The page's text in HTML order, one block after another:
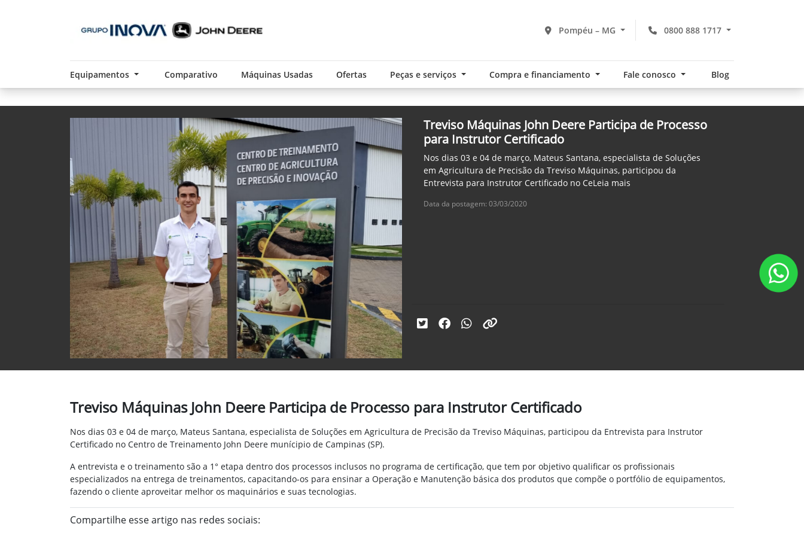
0800 888 1717
Pompéu – MG
Equipamentos Comparativo Máquinas Usadas Ofertas Peças e serviços Compra e financiamento Fale conosco Blog
Treviso Máquinas John Deere Participa de Processo
para Instrutor Certificado
Nos dias 03 e 04 de março, Mateus Santana, especialista de Soluções
em Agricultura de Precisão da Treviso Máquinas, participou da
Entrevista para Instrutor Certificado no CeLeia mais
Data da postagem: 03/03/2020
Treviso Máquinas John Deere Participa de Processo para Instrutor Certificado
Nos dias 03 e 04 de março, Mateus Santana, especialista de Soluções em Agricultura de Precisão da Treviso Máquinas, participou da Entrevista para Instrutor
Certificado no Centro de Treinamento John Deere munícipio de Campinas (SP).
A entrevista e o treinamento são a 1° etapa dentro dos processos inclusos no programa de certificação, que tem por objetivo qualificar os profissionais
especializados na entrega de treinamentos, capacitando-os para ensinar a Operação e Manutenção básica dos produtos que compõe o portfólio de equipamentos,
fazendo o cliente aproveitar melhor os maquinários e suas tecnologias.
Compartilhe esse artigo nas redes sociais: